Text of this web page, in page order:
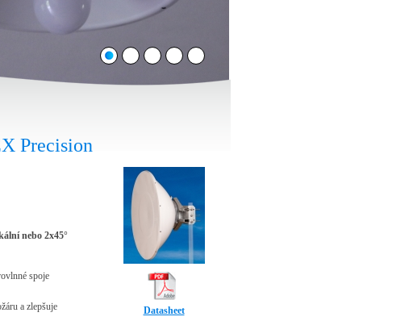
Precision
Datasheet
nebo 2x45°
spoje
a zlepšuje